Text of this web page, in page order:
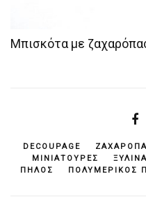
Μπισκότα με
DECOUPAGE
ΜΙΝΙΑΤΟΎΡΕΣ
ΠΗΛΌΣ
ΠΟΛΥΜΕΡΙΚΌΣ